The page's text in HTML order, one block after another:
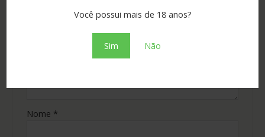
Você possui mais de 18 anos?
Sim Não
Nome *